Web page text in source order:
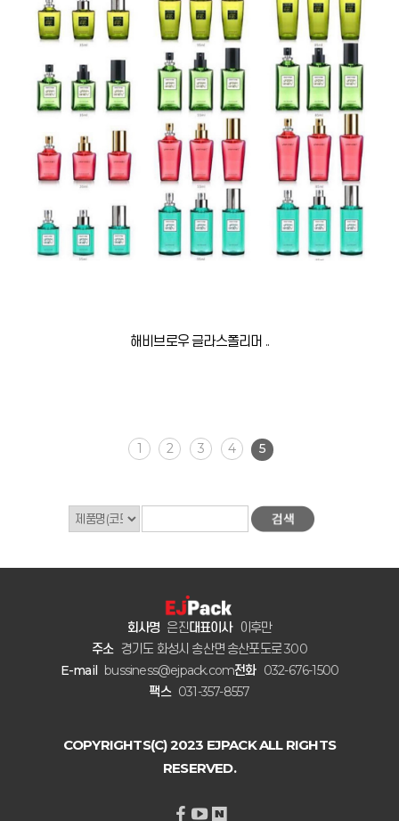
해비브로우 글라스폴리머 ..
1 2 3 4 5
회사명 은진대표이사 이후만
주소 경기도 화성시 송산면 송산포도로 300
E-mail bussiness@ejpack.com전화 032-676-1500
팩스 031-357-8557
COPYRIGHTS(C) 2023 EJPACK ALL RIGHTS
RESERVED.